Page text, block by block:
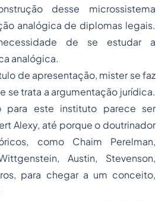
desse microssistema
analógica de diplomas legais.
de se estudar a
analógica.
de apresentação, mister se faz
se trata a argumentação jurídica.
para este instituto parece ser
Alexy, até porque o doutrinador
como Chaim Perelman,
Austin, Stevenson,
para chegar a um conceito,